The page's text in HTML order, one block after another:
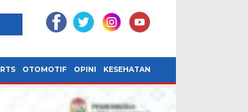
OTOMOTIF OPINI KESEHATAN